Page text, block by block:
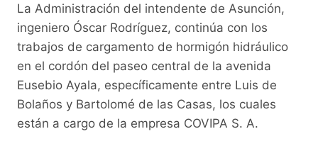
c
e
b
o
o
k
itt
er
at
s
A
p
p
p
y
Li
n
k
e
gr
a
m
La Administración del intendente de Asunción,
ingeniero Óscar Rodríguez, continúa con los
trabajos de cargamento de hormigón hidráulico
en el cordón del paseo central de la avenida
Eusebio Ayala, específicamente entre Luis de
Bolaños y Bartolomé de las Casas, los cuales
están a cargo de la empresa COVIPA S. A.